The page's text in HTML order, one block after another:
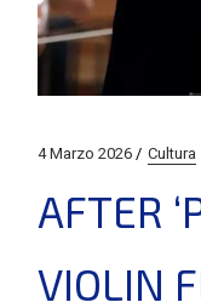
4 Marzo 2026 Cultura
AFTER
VIOLIN